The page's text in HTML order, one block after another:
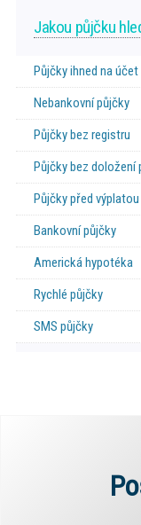
Jakou půjčku
Půjčky ihned na účet
Nebankovní půjčky
Půjčky bez registru
Půjčky bez doložení
Půjčky před výplatou
Bankovní půjčky
Americká hypotéka
Rychlé půjčky
SMS půjčky